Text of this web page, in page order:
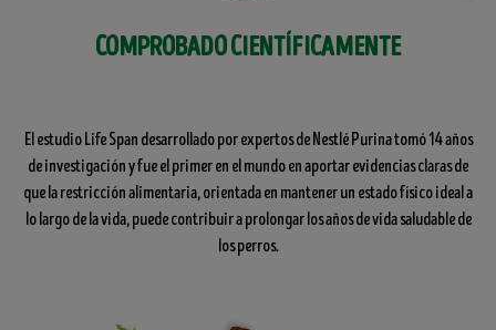
COMPROBADO CIENTÍFICAMENTE
El estudio Life Span desarrollado por expertos de Nestlé Purina tomó 14 años
de investigación y fue el primer en el mundo en aportar evidencias claras de
que la restricción alimentaria, orientada en mantener un estado físico ideal a
lo largo de la vida, puede contribuir a prolongar los años de vida saludable de
los perros.